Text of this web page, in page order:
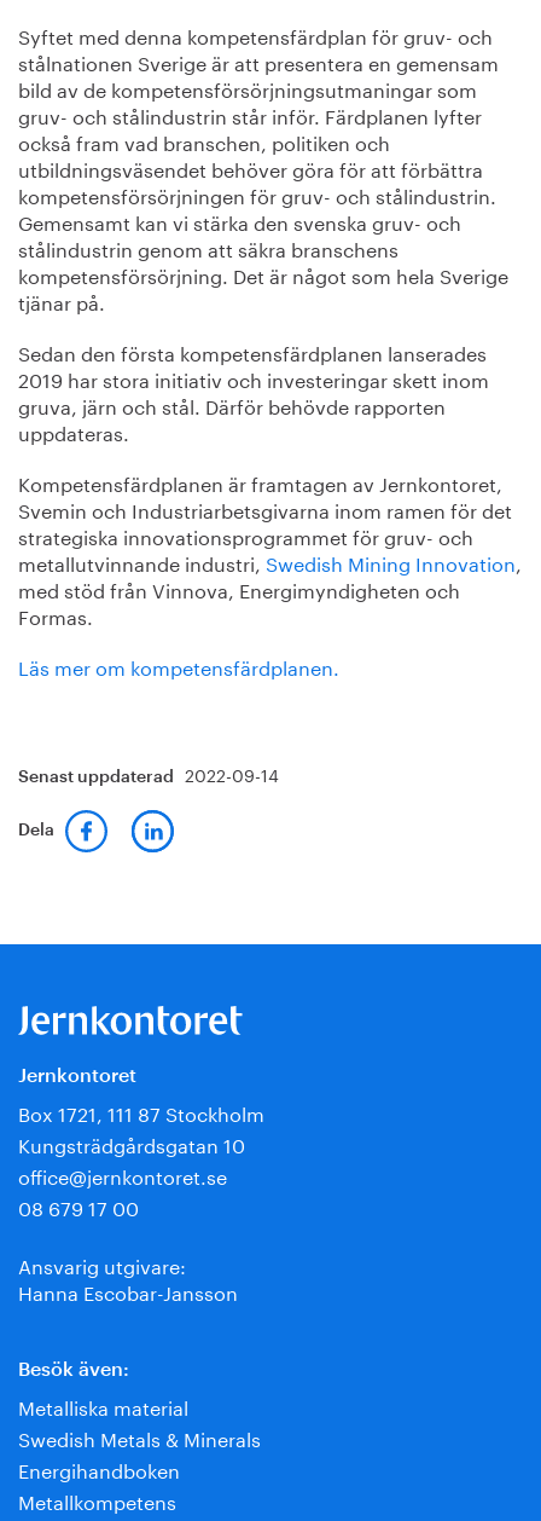
Syftet med denna kompetensfärdplan för gruv- och
stålnationen Sverige är att presentera en gemensam
bild av de kompetensförsörjningsutmaningar som
gruv- och stålindustrin står inför. Färdplanen lyfter
också fram vad branschen, politiken och
utbildningsväsendet behöver göra för att förbättra
kompetensförsörjningen för gruv- och stålindustrin.
Gemensamt kan vi stärka den svenska gruv- och
stålindustrin genom att säkra branschens
kompetensförsörjning. Det är något som hela Sverige
tjänar på.
Sedan den första kompetensfärdplanen lanserades
2019 har stora initiativ och investeringar skett inom
gruva, järn och stål. Därför behövde rapporten
uppdateras.
Kompetensfärdplanen är framtagen av Jernkontoret,
Svemin och Industriarbetsgivarna inom ramen för det
strategiska innovationsprogrammet för gruv- och
metallutvinnande industri, Swedish Mining Innovation
med stöd från Vinnova, Energimyndigheten och
Formas.
Läs mer om kompetensfärdplanen.
Senast uppdaterad 2022-09-14
Dela
Jernkontoret
Box 1721, 111 87 Stockholm
Kungsträdgårdsgatan 10
office@jernkontoret.se
08 679 17 00
Ansvarig utgivare:
Hanna Escobar-Jansson
Besök även:
Metalliska material
Swedish Metals & Minerals
Energihandboken
Metallkompetens